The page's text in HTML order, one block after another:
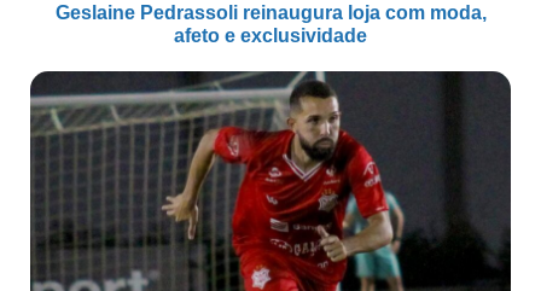
Geslaine Pedrassoli reinaugura loja com moda,
afeto e exclusividade